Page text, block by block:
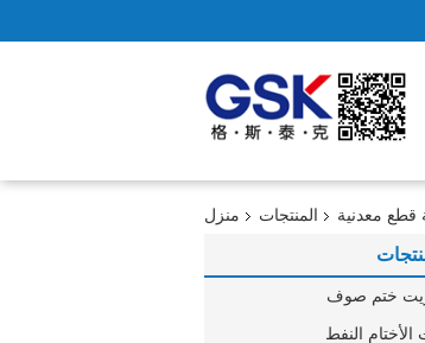
منزل المنتجات قطع معدنية
ختم صوف
الأختام النفط